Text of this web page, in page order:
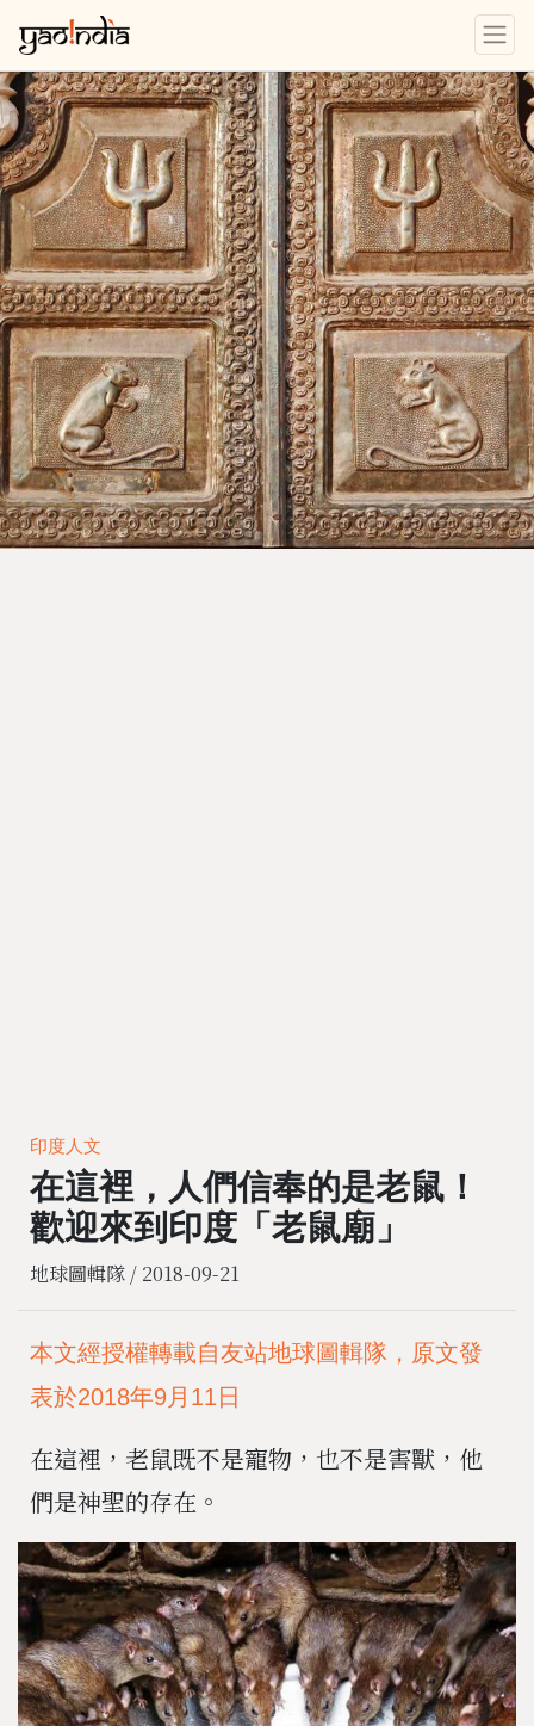
印度人文
在這裡，人們信奉的是老鼠！
歡迎來到印度「老鼠廟」
地球圖輯隊 / 2018-09-21
本文經授權轉載自友站地球圖輯隊，原文發
表於2018年9月11日
在這裡，老鼠既不是寵物，也不是害獸，他
們是神聖的存在。